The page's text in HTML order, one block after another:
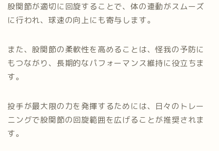
股関節が適切に回旋することで、体の連動がスムーズ
に行われ、球速の向上にも寄与します。
また、股関節の柔軟性を高めることは、怪我の予防に
もつながり、長期的なパフォーマンス維持に役立ちま
す。
投手が最大限の力を発揮するためには、日々のトレー
ニングで股関節の回旋範囲を広げることが推奨されま
す。